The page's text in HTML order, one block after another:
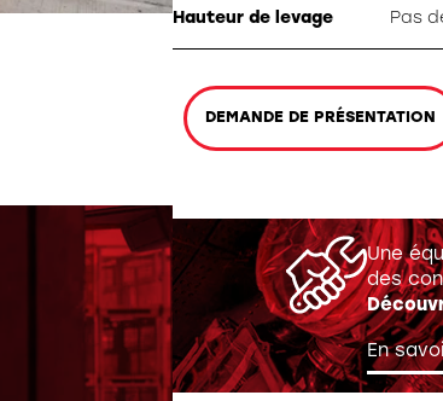
Hauteur de levage Pas
DEMANDE DE PRÉSENTATION
Une
des
En